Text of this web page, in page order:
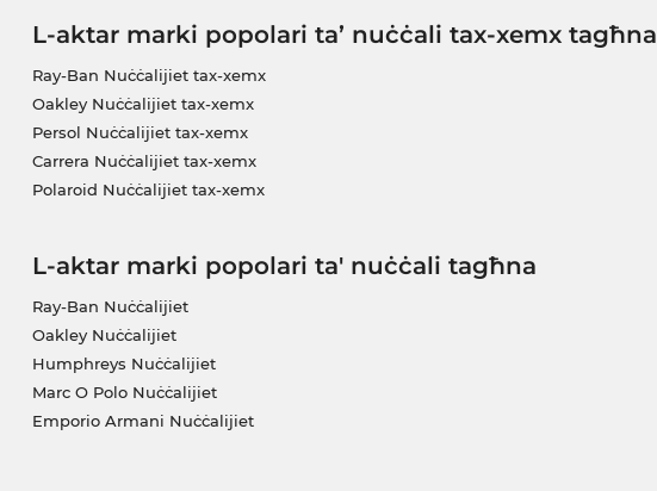
L-aktar marki popolari ta’ nuċċali tax-xemx tagħna
Ray-Ban Nuċċalijiet tax-xemx
Oakley Nuċċalijiet tax-xemx
Persol Nuċċalijiet tax-xemx
Carrera Nuċċalijiet tax-xemx
Polaroid Nuċċalijiet tax-xemx
L-aktar marki popolari ta' nuċċali tagħna
Ray-Ban Nuċċalijiet
Oakley Nuċċalijiet
Humphreys Nuċċalijiet
Marc O Polo Nuċċalijiet
Emporio Armani Nuċċalijiet